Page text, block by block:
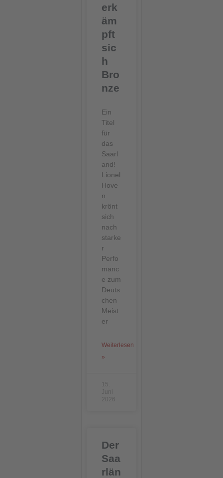
erk
äm
pft
sic
h
Bro
nze
Ein
Titel
für
das
Saarl
and!
Lionel
Hove
n
krönt
sich
nach
starke
r
Perfo
manc
e zum
Deuts
chen
Meist
er
Weiterlesen
»
15.
Juni
2026
Der
Saa
rlän